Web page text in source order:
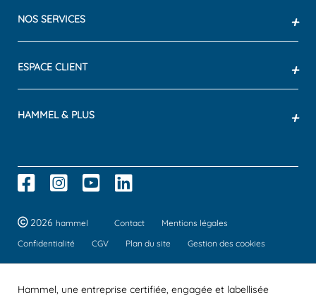
NOS SERVICES +
ESPACE CLIENT +
HAMMEL & PLUS +
2026 hammel Contact
Mentions légales
Confidentialité
CGV Plan du site Gestion des cookies
Hammel, une entreprise certifiée, engagée et labellisée